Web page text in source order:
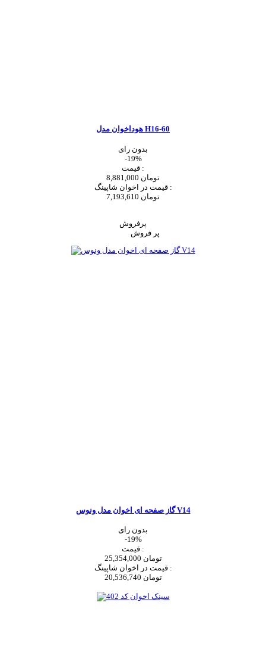
هوداخوان مدل H16-60
بدون رای
-19%
قیمت :
8,881,000 تومان
قیمت در اخوان شاپینگ :
7,193,610 تومان
پرفروش
گاز صفحه ای اخوان مدل ونوس V14
بدون رای
-19%
قیمت :
25,354,000 تومان
قیمت در اخوان شاپینگ :
20,536,740 تومان